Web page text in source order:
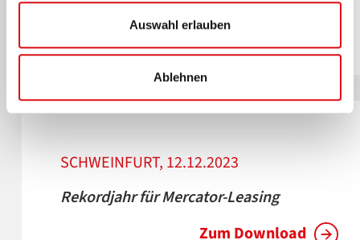
Auswahl erlauben
Ablehnen
Zum Download
SCHWEINFURT, 12.12.2023
Rekordjahr für Mercator-Leasing
Zum Download